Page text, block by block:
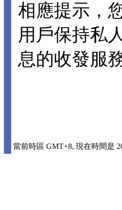
相應提示，
用戶保持私
息的收發服務
當前時區 GMT+8, 現在時間是